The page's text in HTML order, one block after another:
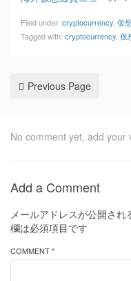
Filed under: cryptocurrency 仮
Tagged with: cryptocurrency 仮
Previous Page
No comment yet, add your
Add a Comment
メールアドレスが公開され
欄は必須項目です
COMMENT *